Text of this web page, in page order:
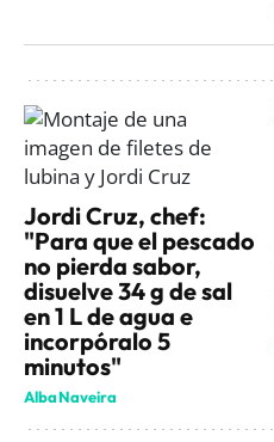
Jordi Cruz, chef:
"Para que el pescado
no pierda sabor,
disuelve 34 g de sal
en 1 L de agua e
incorpóralo 5
minutos"
Alba Naveira